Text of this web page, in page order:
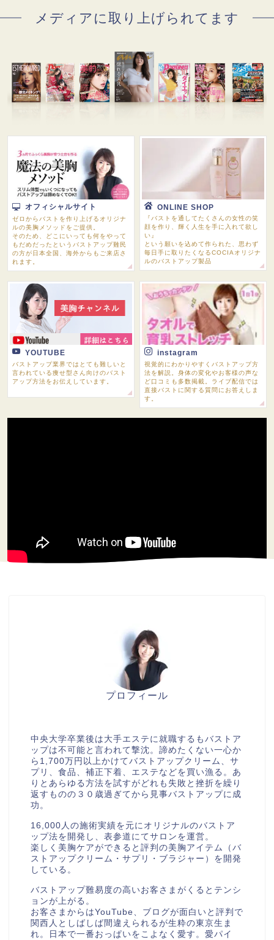
メディアに取り上げられてます
オフィシャルサイト
ゼロからバストを作り上げるオリジナ
ルの美胸メソッドをご提供。
そのため、どこにいっても何をやって
もだめだったというバストアップ難民
の方が日本全国、海外からもご来店さ
れます。
ONLINE SHOP
『バストを通してたくさんの女性の笑
顔を作り、輝く人生を手に入れて欲し
い』
という願いを込めて作られた、思わず
毎日手に取りたくなるCOCIAオリジナ
ルのバストアップ製品
YOUTUBE
バストアップ業界ではとても難しいと
言われている痩せ型さん向けのバスト
アップ方法をお伝えしています。
instagram
視覚的にわかりやすくバストアップ方
法を解説。身体の変化やお客様の声な
ど口コミも多数掲載。ライブ配信では
直接バストに関する質問にお答えしま
す。
プロフィール
中央大学卒業後は大手エステに就職するもバストア
ップは不可能と言われて撃沈。諦めたくない一心か
ら1,700万円以上かけてバストアップクリーム、サ
プリ、食品、補正下着、エステなどを買い漁る。あ
りとあらゆる方法を試すがどれも失敗と挫折を繰り
返すものの３０歳過ぎてから見事バストアップに成
功。
16,000人の施術実績を元にオリジナルのバストア
ップ法を開発し、表参道にてサロンを運営。
楽しく美胸ケアができると評判の美胸アイテム（バ
ストアップクリーム・サプリ・ブラジャー）を開発
している。
バストアップ難易度の高いお客さまがくるとテンシ
ョンが上がる。
お客さまからはYouTube、ブログが面白いと評判で
関西人としばしば間違えられるが生粋の東京生ま
れ。日本で一番おっぱいをこよなく愛す。愛パイ